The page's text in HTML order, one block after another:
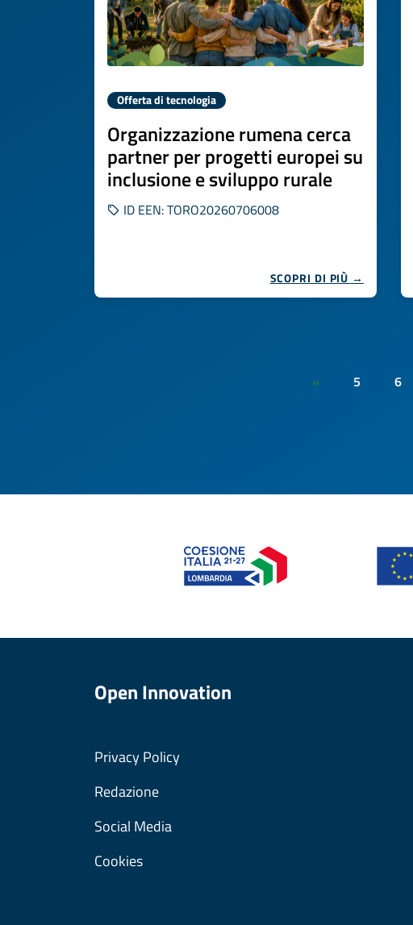
Offerta di tecnologia
Organizzazione rumena cerca
partner per progetti europei su
inclusione e sviluppo rurale
ID EEN: TORO20260706008
SCOPRI DI PIÙ →
« 5 6
Open Innovation
Privacy Policy
Redazione
Social Media
Cookies